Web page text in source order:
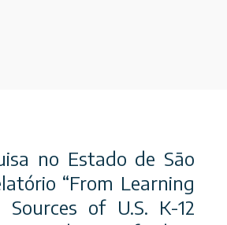
no Estado de São
“From Learning
of U.S. K-12